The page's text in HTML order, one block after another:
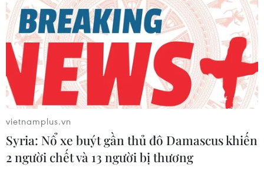
vietnamplus.vn
Syria: Nổ xe buýt gần thủ đô Damascus khiến
2 người chết và 13 người bị thương